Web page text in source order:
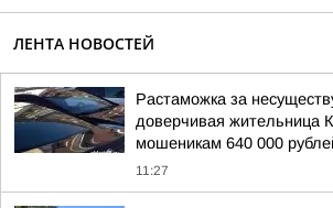
ЛЕНТА НОВОСТЕЙ
Растаможка за
доверчивая жительница
мошеникам 640 000
11:27